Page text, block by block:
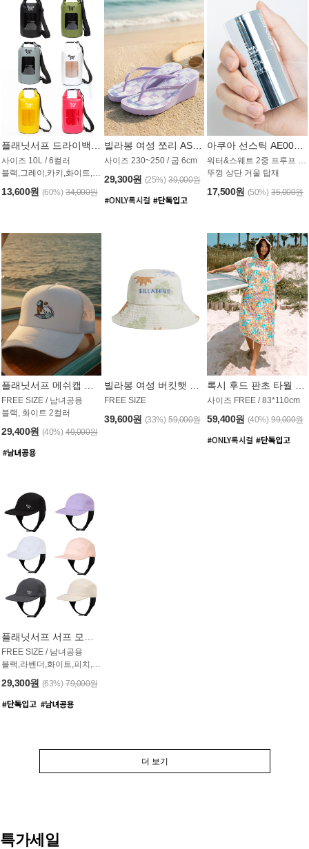
사이즈 10L / 6컬러
블랙,그레이,카키,화이트,옐로우,핑크
13,600원 (60%) 34,000원
사이즈 230~250 / 굽 6cm
29,300원 (25%) 39,000원
워터&스웨트 2중 프루프 / SPF 50+
뚜껑 상단 거울 탑재
17,500원 (50%) 35,000원
FREE SIZE / 남녀공용
블랙, 화이트 2컬러
29,400원 (40%) 49,000원
FREE SIZE
39,600원 (33%) 59,000원
사이즈 FREE / 83*110cm
59,400원 (40%) 99,000원
플래닛서프 서프 모자 UAC007PS
FREE SIZE / 남녀공용
블랙,라벤더,화이트,피치,그레이,오트밀 6컬러
29,300원 (63%) 79,000원
더 보기
특가세일